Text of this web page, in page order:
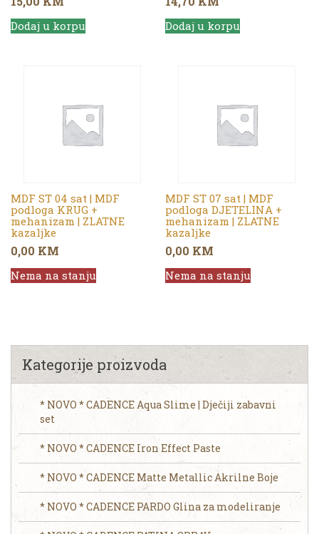
Dodaj u korpu Dodaj u korpu
MDF ST 04 sat | MDF
podloga KRUG +
mehanizam | ZLATNE
kazaljke
0,00 KM
Nema na stanju
MDF ST 07 sat | MDF
podloga DJETELINA +
mehanizam | ZLATNE
kazaljke
0,00 KM
Nema na stanju
Kategorije proizvoda
* NOVO * CADENCE Aqua Slime | Dječiji zabavni
set
* NOVO * CADENCE Iron Effect Paste
* NOVO * CADENCE Matte Metallic Akrilne Boje
* NOVO * CADENCE PARDO Glina za modeliranje